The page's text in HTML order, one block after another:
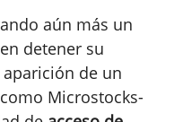
aún más un
detener su
de un
Microstocks-